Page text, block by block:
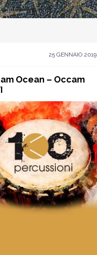
25 GENNAIO 2019
Ocean – Occam